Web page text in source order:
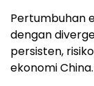
Pertumbuhan
dengan
persisten,
ekonomi